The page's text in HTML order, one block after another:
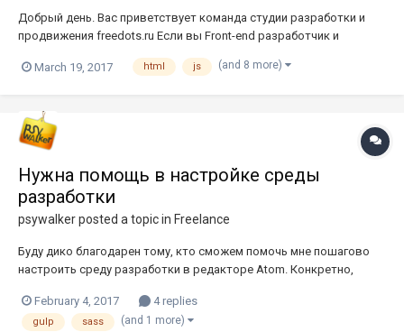
Добрый день. Вас приветствует команда студии разработки и
продвижения freedots.ru Если вы Front-end разработчик и
вместе мы поработаем над интересными проектами Основные
March 19, 2017 html js (and 8 more)
Нужна помощь в настройке среды
разработки
psywalkerposted a topic in Freelance
Буду дико благодарен тому, кто сможем помочь мне пошагово
настроить среду разработки в редакторе Atom. Конкретно,
следовательно, компиляцию в конце, чтобы всё это собиралось
в файлы html/css/js и т.д. Готов подстроиться под удобные вам
February 4, 2017 4 replies
gulp sass (and 1 more)